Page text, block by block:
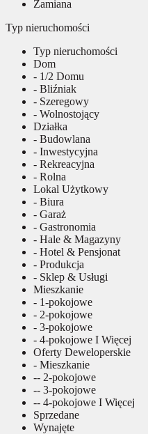
Zamiana
Typ nieruchomości
Typ nieruchomości
Dom
- 1/2 Domu
- Bliźniak
- Szeregowy
- Wolnostojący
Działka
- Budowlana
- Inwestycyjna
- Rekreacyjna
- Rolna
Lokal Użytkowy
- Biura
- Garaż
- Gastronomia
- Hale & Magazyny
- Hotel & Pensjonat
- Produkcja
- Sklep & Usługi
Mieszkanie
- 1-pokojowe
- 2-pokojowe
- 3-pokojowe
- 4-pokojowe I Więcej
Oferty Deweloperskie
- Mieszkanie
-- 2-pokojowe
-- 3-pokojowe
-- 4-pokojowe I Więcej
Sprzedane
Wynajęte